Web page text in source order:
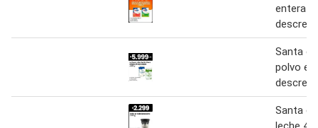
entera y
Santa
polvo
Santa